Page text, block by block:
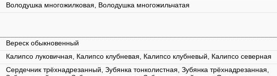
Володушка многожилковая, Володушка многожильчатая
Вереск обыкновенный
Калипсо луковичная, Калипсо клубневая, Калипсо клубневый, Калипсо северная
Сердечник трёхнадрезанный, Зубянка тонколистная, Зубянка трёхнадрезанная,